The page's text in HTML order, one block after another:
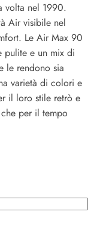
volta nel 1990.
Air visibile nel
Le Air Max 90
pulite e un mix di
le rendono sia
varietà di colori e
il loro stile retrò e
per il tempo